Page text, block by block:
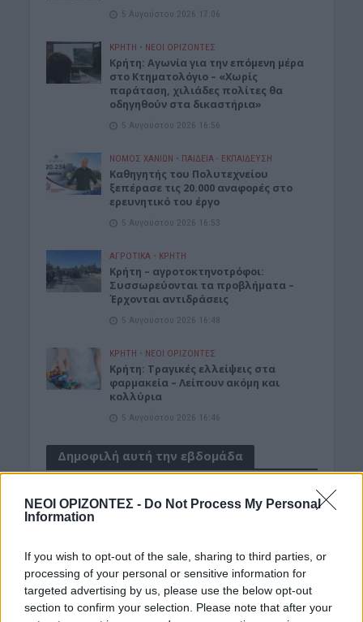
ΝΕΟΙ ΟΡΙΖΟΝΤΕΣ - Do Not Process My Personal
Information
If you wish to opt-out of the sale, sharing to third parties, or
processing of your personal or sensitive information for
targeted advertising by us, please use the below opt-out
section to confirm your selection. Please note that after your
5 Αυγούστου 2026 17:06
ΚΡΗΤΗ • ΝΕΟΙ ΟΡΙΖΟΝΤΕΣ
Kρήτη: Αγωνία για την επόμενη μέρα
στο Κτηματολόγιο – «Χωρίς
παράταση, χιλιάδες πολίτες θα
οδηγηθούν στα δικαστήρια»
5 Αυγούστου 2026 16:56
ΝΟΜΌΣ ΧΑΝΊΩΝ • ΠΑΙΔΕΙΑ - ΕΚΠΑΙΔΕΥΣΗ
Καθηγητής του Πολυτεχνείου
ξεπέρασε τις 20.000 αναφορές στο
ερευνητικό του έργο
5 Αυγούστου 2026 16:53
ΑΓΡΟΤΙΚΑ • ΚΡΗΤΗ
Κρήτη – αγροτοκτηνοτρόφοι:
Συσσωρεύονται τα προβλήματα –
Έρχονται αντιδράσεις
5 Αυγούστου 2026 16:48
ΚΡΗΤΗ • ΝΕΟΙ ΟΡΙΖΟΝΤΕΣ
Κρήτη: Τραγικές ελλείψεις στα
φαρμακεία – Λείπουν ακόμη και
κολλύρια
5 Αυγούστου 2026 16:46
Δημοφιλή αυτή την εβδομάδα